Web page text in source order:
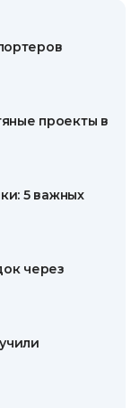
проекты в
5 важных
через